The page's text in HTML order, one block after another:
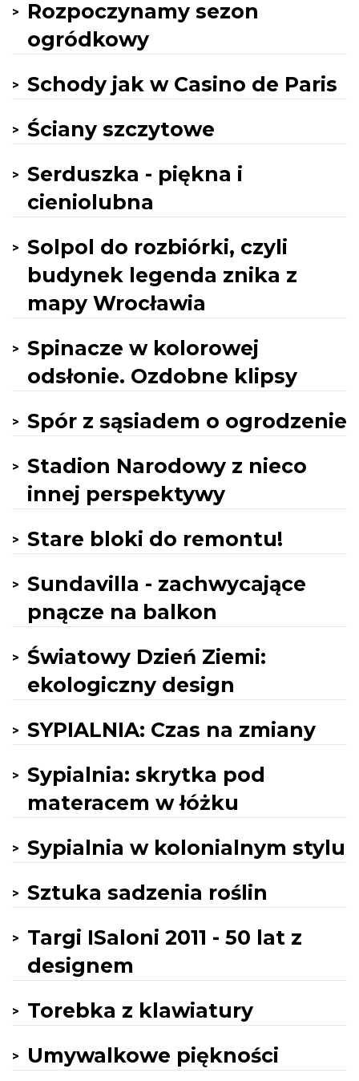
Rozpoczynamy sezon
ogródkowy
Schody jak w Casino de Paris
Ściany szczytowe
Serduszka - piękna i
cieniolubna
Solpol do rozbiórki, czyli
budynek legenda znika z
mapy Wrocławia
Spinacze w kolorowej
odsłonie. Ozdobne klipsy
Spór z sąsiadem o ogrodzenie
Stadion Narodowy z nieco
innej perspektywy
Stare bloki do remontu!
Sundavilla - zachwycające
pnącze na balkon
Światowy Dzień Ziemi:
ekologiczny design
SYPIALNIA: Czas na zmiany
Sypialnia: skrytka pod
materacem w łóżku
Sypialnia w kolonialnym stylu
Sztuka sadzenia roślin
Targi ISaloni 2011 - 50 lat z
designem
Torebka z klawiatury
Umywalkowe piękności